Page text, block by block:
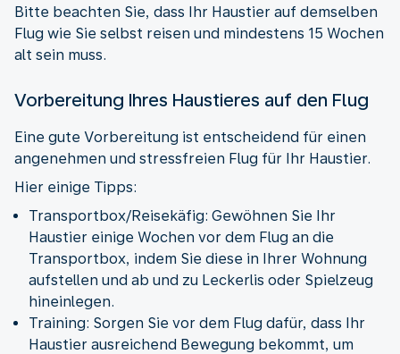
Bitte beachten Sie, dass Ihr Haustier auf demselben
Flug wie Sie selbst reisen und mindestens 15 Wochen
alt sein muss.
Vorbereitung Ihres Haustieres auf den Flug
Eine gute Vorbereitung ist entscheidend für einen
angenehmen und stressfreien Flug für Ihr Haustier.
Hier einige Tipps:
Transportbox/Reisekäfig: Gewöhnen Sie Ihr
Haustier einige Wochen vor dem Flug an die
Transportbox, indem Sie diese in Ihrer Wohnung
aufstellen und ab und zu Leckerlis oder Spielzeug
hineinlegen.
Training: Sorgen Sie vor dem Flug dafür, dass Ihr
Haustier ausreichend Bewegung bekommt, um